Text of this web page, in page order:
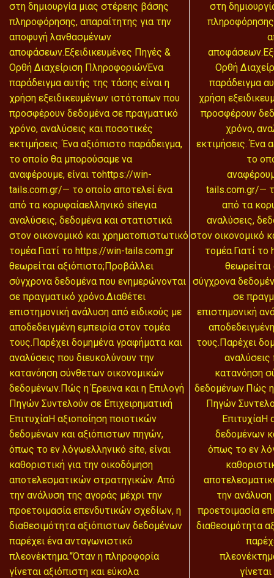
στη δημιουργία μιας στέρεης βάσης
πληροφόρησης, απαραίτητης για την
αποφυγή λανθασμένων
αποφάσεων.Εξειδικευμένες Πηγές &
Ορθή Διαχείριση ΠληροφοριώνΈνα
παράδειγμα αυτής της τάσης είναι η
χρήση εξειδικευμένων ιστότοπων που
προσφέρουν δεδομένα σε πραγματικό
χρόνο, αναλύσεις και ποσοτικές
εκτιμήσεις. Ένα αξιόπιστο παράδειγμα,
το οποίο θα μπορούσαμε να
αναφέρουμε, είναι τοhttps://win-
tails.com.gr/— το οποίο αποτελεί ένα
από τα κορυφαίαελληνικό siteγια
αναλύσεις, δεδομένα και στατιστικά
στον οικονομικό και χρηματοπιστωτικό
τομέα.Γιατί το https://win-tails.com.gr
θεωρείται αξιόπιστο;Προβάλλει
σύγχρονα δεδομένα που ενημερώνονται
σε πραγματικό χρόνο.Διαθέτει
επιστημονική ανάλυση από ειδικούς με
αποδεδειγμένη εμπειρία στον τομέα
τους.Παρέχει δομημένα γραφήματα και
αναλύσεις που διευκολύνουν την
κατανόηση σύνθετων οικονομικών
δεδομένων.Πώς η Έρευνα και η Επιλογή
Πηγών Συντελούν σε Επιχειρηματική
ΕπιτυχίαΗ αξιοποίηση ποιοτικών
δεδομένων και αξιόπιστων πηγών,
όπως το εν λόγωελληνικό site, είναι
καθοριστική για την οικοδόμηση
αποτελεσματικών στρατηγικών. Από
την ανάλυση της αγοράς μέχρι την
προετοιμασία επενδυτικών σχεδίων, η
διαθεσιμότητα αξιόπιστων δεδομένων
παρέχει ένα ανταγωνιστικό
πλεονέκτημα.”Όταν η πληροφορία
γίνεται αξιόπιστη και εύκολα
στη
Ορθή
παράδειγμα
χρήση
προσφέρουν
χρόνο,
εκτιμήσεις. Ένα
το
tails.com.gr/—
από τα
αναλύσεις,
στον οικονομικό
τομέα.Γιατί
σύγχρονα
σε
επιστημονική
τους.Παρέχει
αναλύσεις
κατανόηση
δεδομένων.Πώς η
Πηγών
ΕπιτυχίαΗ
δεδομένων
όπως το εν
την
προετοιμασία
διαθεσιμότητα